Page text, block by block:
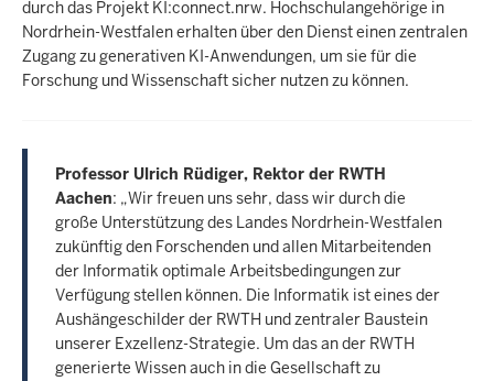
durch das Projekt KI:connect.nrw. Hochschulangehörige in
Nordrhein-Westfalen erhalten über den Dienst einen zentralen
Zugang zu generativen KI-Anwendungen, um sie für die
Forschung und Wissenschaft sicher nutzen zu können.
Professor Ulrich Rüdiger, Rektor der RWTH
Aachen: „Wir freuen uns sehr, dass wir durch die
große Unterstützung des Landes Nordrhein-Westfalen
zukünftig den Forschenden und allen Mitarbeitenden
der Informatik optimale Arbeitsbedingungen zur
Verfügung stellen können. Die Informatik ist eines der
Aushängeschilder der RWTH und zentraler Baustein
unserer Exzellenz-Strategie. Um das an der RWTH
generierte Wissen auch in die Gesellschaft zu